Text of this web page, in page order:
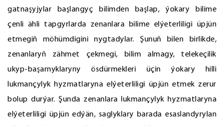
gatnaşyjylar başlangyç bilimden başlap, ýokary bilime
çenli ähli tapgyrlarda zenanlara bilime elýeterliligi üpjün
etmegiň möhümdigini nygtadylar. Şunuň bilen birlikde,
zenanlaryň zähmet çekmegi, bilim almagy, telekeçilik
ukyp-başarnyklaryny ösdürmekleri üçin ýokary hilli
lukmançylyk hyzmatlaryna elýeterliligi üpjün etmek zerur
bolup durýar. Şunda zenanlara lukmançylyk hyzmatlaryna
elýeterliligi üpjün edýän, saglyklary barada esaslandyrylan